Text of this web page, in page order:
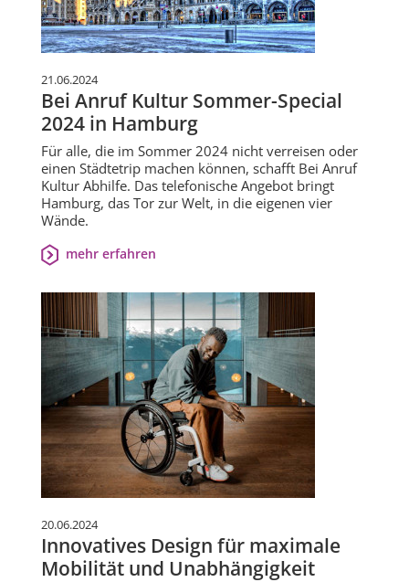
21.06.2024
Bei Anruf Kultur Sommer-Special
2024 in Hamburg
Für alle, die im Sommer 2024 nicht verreisen oder
einen Städtetrip machen können, schafft Bei Anruf
Kultur Abhilfe. Das telefonische Angebot bringt
Hamburg, das Tor zur Welt, in die eigenen vier
Wände.
mehr erfahren
20.06.2024
Innovatives Design für maximale
Mobilität und Unabhängigkeit